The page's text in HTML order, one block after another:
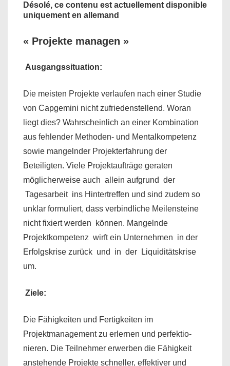
Désolé, ce contenu est actuellement disponible
uniquement en allemand
« Projekte managen »
Ausgangssituation:
Die meisten Projekte verlaufen nach einer Studie
von Capgemini nicht zufriedenstellend. Woran
liegt dies? Wahrscheinlich an ei­ner Kombination
aus fehlender Methoden- und Mentalkompetenz
sowie mangelnder Projekterfahrung der
Beteiligten. Viele Projektaufträge geraten
möglicherweise auch allein aufgrund der
Tagesarbeit ins Hintertreffen und sind zudem so
unklar formuliert, dass verbindliche Meilensteine
nicht fixiert werden können. Mangelnde
Projektkompetenz wirft ein Unternehmen in der
Erfolgskrise zurück und in der Liquiditätskrise
um.
Ziele:
Die Fähigkeiten und Fertigkeiten im
Projektmanagement zu erlernen und perfektio­
nieren. Die Teilnehmer erwerben die Fähigkeit
anstehende Projekte schneller, effektiver und